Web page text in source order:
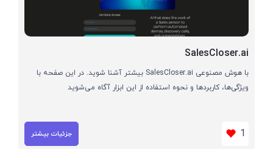
SalesCloser.ai
با هوش مصنوعی SalesCloser.ai بیشتر آشنا شوید. در این صفحه با
ویژگی‌ها، کاربردها و نحوه استفاده از این ابزار آگاه می‌شوید
1 جزئیات بیشتر